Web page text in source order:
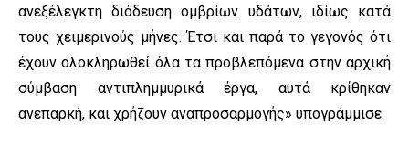
ανεξέλεγκτη διόδευση ομβρίων υδάτων, ιδίως κατά
τους χειμερινούς μήνες. Έτσι και παρά το γεγονός ότι
έχουν ολοκληρωθεί όλα τα προβλεπόμενα στην αρχική
σύμβαση αντιπλημμυρικά έργα, αυτά κρίθηκαν
ανεπαρκή, και χρήζουν αναπροσαρμογής» υπογράμμισε.